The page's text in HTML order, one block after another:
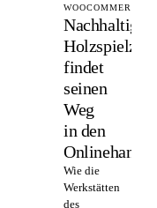
WOOCOMMERCE
Nachhaltiges
Holzspielzeug
findet
seinen
Weg
in den
Onlinehandel
Wie die
Werkstätten
des